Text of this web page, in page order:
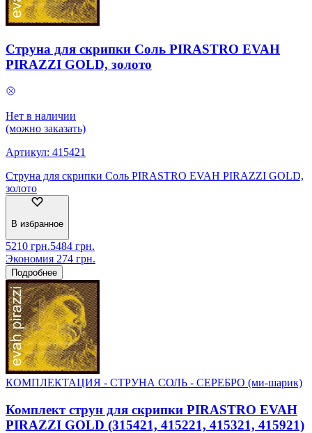
Струна для скрипки Соль PIRASTRO EVAH
PIRAZZI GOLD, золото
Нет в наличии
(можно заказать)
Артикул: 415421
Струна для скрипки Соль PIRASTRO EVAH PIRAZZI GOLD,
золото
В избранное
5210 грн.5484 грн.
Экономия 274 грн.
Подробнее
КОМПЛЕКТАЦИЯ - СТРУНА СОЛЬ - СЕРЕБРО (ми-шарик)
Комплект струн для скрипки PIRASTRO EVAH
PIRAZZI GOLD (315421, 415221, 415321, 415921)